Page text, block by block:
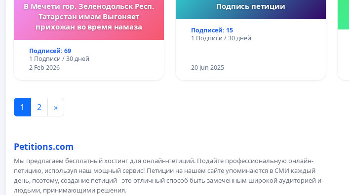
В Мечети гор. Зеленодольск Респ.
Татарстан имам Выгоняет
прихожан во время намаза
Подписей: 69
1 Подписи / 30 дней
2 Feb 2026
Подпись петиции
Подписей: 15
1 Подписи / 30 дней
20 Jun 2025
1 2 »
Petitions.com
Мы предлагаем бесплатный хостинг для онлайн-петиций. Подайте профессиональную онлайн-
петицию, используя наш мощный сервис! Петиции на нашем сайте упоминаются в СМИ каждый
день, поэтому, создание петиций - это отличный способ быть замеченным широкой аудиторией и
людьми, принимающими решения.